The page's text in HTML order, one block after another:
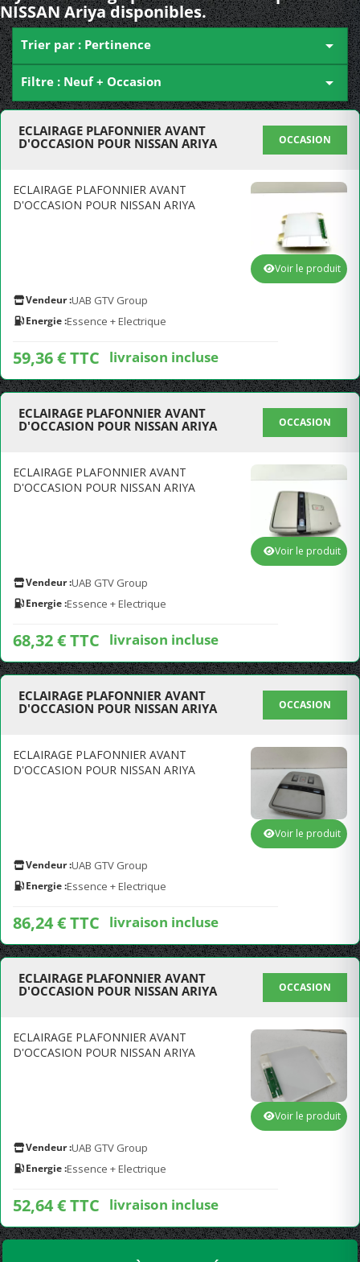
NISSAN Ariya disponibles.
Trier par : Pertinence 
Filtre : Neuf + Occasion 
ECLAIRAGE PLAFONNIER AVANT
D'OCCASION POUR NISSAN ARIYA
OCCASION
ECLAIRAGE PLAFONNIER AVANT
D'OCCASION POUR NISSAN ARIYA
Vendeur :UAB GTV Group
Energie :Essence + Electrique
59,36 € TTC livraison incluse
Voir le produit
ECLAIRAGE PLAFONNIER AVANT
D'OCCASION POUR NISSAN ARIYA
OCCASION
ECLAIRAGE PLAFONNIER AVANT
D'OCCASION POUR NISSAN ARIYA
Vendeur :UAB GTV Group
Energie :Essence + Electrique
68,32 € TTC livraison incluse
Voir le produit
ECLAIRAGE PLAFONNIER AVANT
D'OCCASION POUR NISSAN ARIYA
OCCASION
ECLAIRAGE PLAFONNIER AVANT
D'OCCASION POUR NISSAN ARIYA
Vendeur :UAB GTV Group
Energie :Essence + Electrique
86,24 € TTC livraison incluse
Voir le produit
ECLAIRAGE PLAFONNIER AVANT
D'OCCASION POUR NISSAN ARIYA
OCCASION
ECLAIRAGE PLAFONNIER AVANT
D'OCCASION POUR NISSAN ARIYA
Vendeur :UAB GTV Group
Energie :Essence + Electrique
52,64 € TTC livraison incluse
Voir le produit